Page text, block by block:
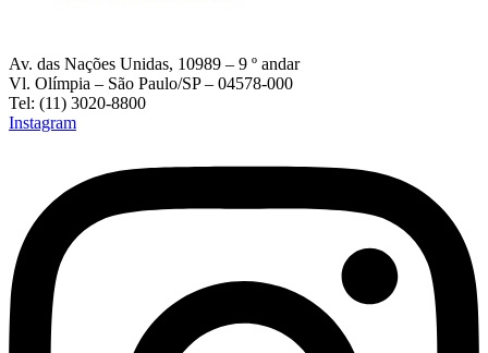
Av. das Nações Unidas, 10989 – 9 º andar
Vl. Olímpia – São Paulo/SP – 04578-000
Tel: (11) 3020-8800
Instagram